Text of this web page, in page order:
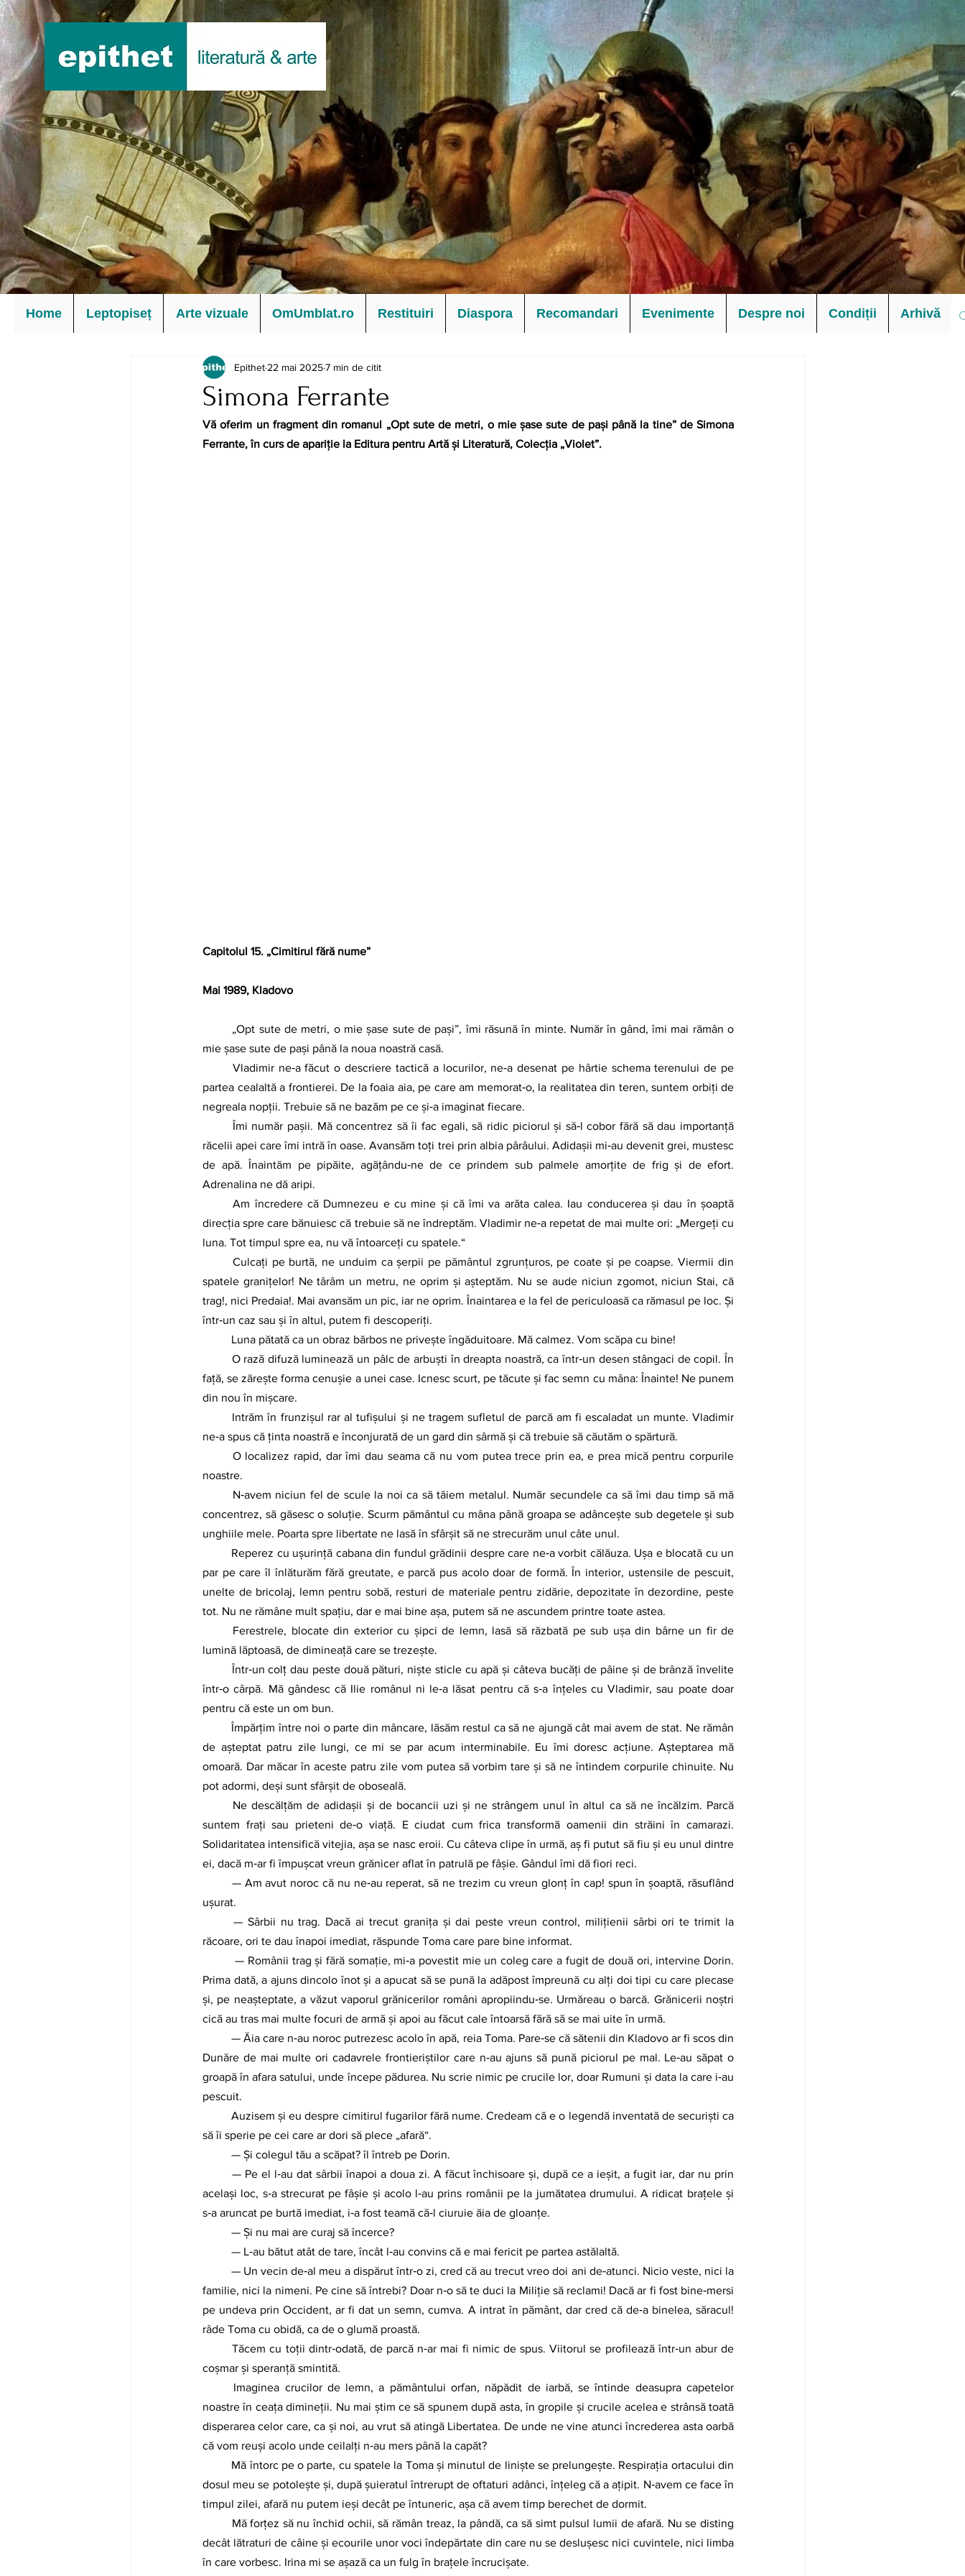
Home Leptopiseț Arte vizuale OmUmblat.ro Restituiri Diaspora Recomandari Evenimente Despre noi Condiții Arhivă
Simona Ferrante
Epithet 22 mai 20257 min de citit
Vă oferim un fragment din romanul „Opt sute de metri, o mie șase sute de pași până la tine” de Simona
Ferrante, în curs de apariție la Editura pentru Artă și Literatură, Colecția „Violet”.
Capitolul 15. „Cimitirul fără nume”
Mai 1989, Kladovo
	„
Opt sute de metri, o mie şase sute de paşi”, îmi răsună în minte. Număr în gând, îmi mai rămân o
mie şase sute de paşi până la noua noastră casă.
partea cealaltă a frontierei. De la foaia aia, pe care am memorat‑o, la realitatea din teren, suntem orbiţi de
negreala nopţii. Trebuie să ne bazăm pe ce şi‑a imaginat fiecare.
răcelii apei care îmi intră în oase. Avansăm toţi trei prin albia pârâului. Adidaşii mi‑au devenit grei, mustesc
de apă. Înaintăm pe pipăite, agăţându‑ne de ce prindem sub palmele amorţite de frig şi de efort.
Adrenalina ne dă aripi.
	Am încredere că Dumnezeu e cu mine şi că îmi va arăta calea. Iau conducerea şi dau în şoaptă
direcţia spre care bănuiesc că trebuie să ne îndreptăm. Vladimir ne‑a repetat de mai multe ori: „Mergeţi cu
luna. Tot timpul spre ea, nu vă întoarceţi cu spatele.“
spatele graniţelor! Ne târâm un metru, ne oprim şi aşteptăm. Nu se aude niciun zgomot, niciun Stai, că
trag!, nici Predaia!. Mai avansăm un pic, iar ne oprim. Înaintarea e la fel de periculoasă ca rămasul pe loc. Şi
într‑un caz sau şi în altul, putem fi descoperiţi.
	Luna pătată ca un obraz bărbos ne priveşte îngăduitoare. Mă calmez. Vom scăpa cu bine!
faţă, se zăreşte forma cenuşie a unei case. Icnesc scurt, pe tăcute şi fac semn cu mâna: Înainte! Ne punem
din nou în mişcare.
ne‑a spus că ţinta noastră e înconjurată de un gard din sârmă şi că trebuie să căutăm o spărtură.
noastre.
concentrez, să găsesc o soluţie. Scurm pământul cu mâna până groapa se adânceşte sub degetele şi sub
unghiile mele. Poarta spre libertate ne lasă în sfârşit să ne strecurăm unul câte unul.
par pe care îl înlăturăm fără greutate, e parcă pus acolo doar de formă. În interior, ustensile de pescuit,
unelte de bricolaj, lemn pentru sobă, resturi de materiale pentru zidărie, depozitate în dezordine, peste
tot. Nu ne rămâne mult spaţiu, dar e mai bine aşa, putem să ne ascundem printre toate astea.
lumină lăptoasă, de dimineaţă care se trezeşte.
într‑o cârpă. Mă gândesc că Ilie românul ni le‑a lăsat pentru că s‑a înţeles cu Vladimir, sau poate doar
pentru că este un om bun.
	Împărţim între noi o parte din mâncare, lăsăm restul ca să ne ajungă cât mai avem de stat. Ne rămân
de aşteptat patru zile lungi, ce mi se par acum interminabile. Eu îmi doresc acţiune. Aşteptarea mă
omoară. Dar măcar în aceste patru zile vom putea să vorbim tare şi să ne întindem corpurile chinuite. Nu
pot adormi, deşi sunt sfârşit de oboseală.
suntem fraţi sau prieteni de‑o viaţă. E ciudat cum frica transformă oamenii din străini în camarazi.
Solidaritatea intensifică vitejia, aşa se nasc eroii. Cu câteva clipe în urmă, aş fi putut să fiu şi eu unul dintre
ei, dacă m‑ar fi împuşcat vreun grănicer aflat în patrulă pe fâşie. Gândul îmi dă fiori reci.
uşurat.
răcoare, ori te dau înapoi imediat, răspunde Toma care pare bine informat.
Prima dată, a ajuns dincolo înot şi a apucat să se pună la adăpost împreună cu alţi doi tipi cu care plecase
şi, pe neaşteptate, a văzut vaporul grănicerilor români apropiindu‑se. Urmăreau o barcă. Grănicerii noştri
cică au tras mai multe focuri de armă şi apoi au făcut cale întoarsă fără să se mai uite în urmă.
	— Ăia care n‑au noroc putrezesc acolo în apă, reia Toma. Pare‑se că sătenii din Kladovo ar fi scos din
Dunăre de mai multe ori cadavrele frontieriştilor care n‑au ajuns să pună piciorul pe mal. Le‑au săpat o
groapă în afara satului, unde începe pădurea. Nu scrie nimic pe crucile lor, doar Rumuni şi data la care i‑au
pescuit.
	Auzisem şi eu despre cimitirul fugarilor fără nume. Credeam că e o legendă inventată de securişti ca
să îi sperie pe cei care ar dori să plece „afară“.
	— Şi colegul tău a scăpat? îl întreb pe Dorin.
acelaşi loc, s‑a strecurat pe fâşie şi acolo l‑au prins românii pe la jumătatea drumului. A ridicat braţele şi
s‑a aruncat pe burtă imediat, i‑a fost teamă că‑l ciuruie ăia de gloanţe.
	— Şi nu mai are curaj să încerce?
	— L‑au bătut atât de tare, încât l‑au convins că e mai fericit pe partea astălaltă.
	— Un vecin de‑al meu a dispărut într‑o zi, cred că au trecut vreo doi ani de‑atunci. Nicio veste, nici la
familie, nici la nimeni. Pe cine să întrebi? Doar n‑o să te duci la Miliţie să reclami! Dacă ar fi fost bine‑mersi
pe undeva prin Occident, ar fi dat un semn, cumva. A intrat în pământ, dar cred că de‑a binelea, săracul!
râde Toma cu obidă, ca de o glumă proastă.
	Tăcem cu toţii dintr‑odată, de parcă n‑ar mai fi nimic de spus. Viitorul se profilează într‑un abur de
coşmar şi speranţă smintită.
noastre în ceaţa dimineţii. Nu mai ştim ce să spunem după asta, în gropile şi crucile acelea e strânsă toată
disperarea celor care, ca şi noi, au vrut să atingă Libertatea. De unde ne vine atunci încrederea asta oarbă
că vom reuşi acolo unde ceilalţi n‑au mers până la capăt?
dosul meu se potoleşte şi, după şuieratul întrerupt de oftaturi adânci, înţeleg că a aţipit. N‑avem ce face în
timpul zilei, afară nu putem ieşi decât pe întuneric, aşa că avem timp berechet de dormit.
decât lătraturi de câine şi ecourile unor voci îndepărtate din care nu se desluşesc nici cuvintele, nici limba
în care vorbesc. Irina mi se aşază ca un fulg în braţele încrucişate.